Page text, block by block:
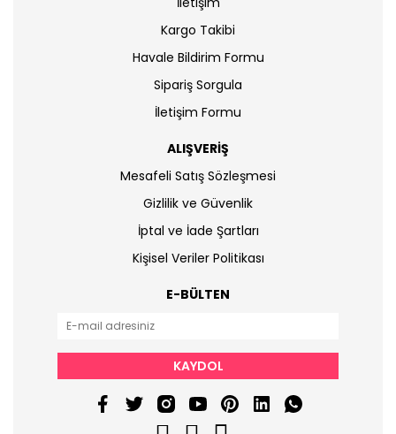
Kargo Takibi
Havale Bildirim Formu
Sipariş Sorgula
İletişim Formu
ALIŞVERİŞ
Mesafeli Satış Sözleşmesi
Gizlilik ve Güvenlik
İptal ve İade Şartları
Kişisel Veriler Politikası
E-BÜLTEN
KAYDOL